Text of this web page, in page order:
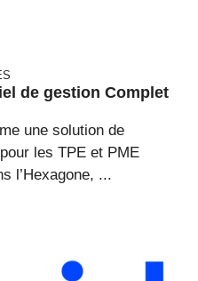
de gestion Complet
une solution de
les TPE et PME
l’Hexagone, ...